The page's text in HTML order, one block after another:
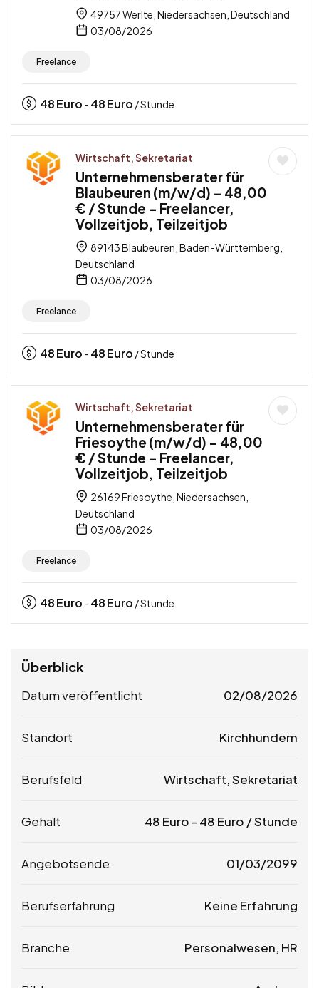
49757 Werlte, Niedersachsen, Deutschland
03/08/2026
Freelance
48Euro - 48Euro / Stunde
Wirtschaft, Sekretariat
Unternehmensberater für
Blaubeuren (m/w/d) – 48,00
€ / Stunde – Freelancer,
Vollzeitjob, Teilzeitjob
89143 Blaubeuren, Baden-Württemberg,
Deutschland
03/08/2026
Freelance
48Euro - 48Euro / Stunde
Wirtschaft, Sekretariat
Unternehmensberater für
Friesoythe (m/w/d) – 48,00
€ / Stunde – Freelancer,
Vollzeitjob, Teilzeitjob
26169 Friesoythe, Niedersachsen,
Deutschland
03/08/2026
Freelance
48Euro - 48Euro / Stunde
Überblick
Datum veröffentlicht 02/08/2026
Standort Kirchhundem
Berufsfeld Wirtschaft, Sekretariat
Gehalt 48 Euro - 48 Euro / Stunde
Angebotsende 01/03/2099
Berufserfahrung Keine Erfahrung
Branche Personalwesen, HR